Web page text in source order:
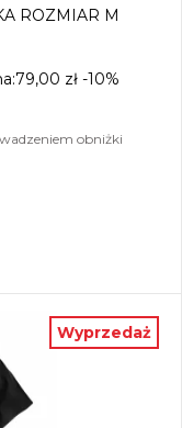
ROZMIAR M
zł -10%
obniżki
Wyprzedaż